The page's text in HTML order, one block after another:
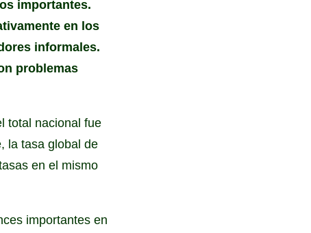
importantes.
en los
informales.
problemas
total nacional fue
la tasa global de
en el mismo
importantes en